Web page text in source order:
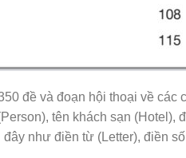
đề và đoạn hội thoại về các
tên khách sạn (Hotel),
như điền từ (Letter), điền